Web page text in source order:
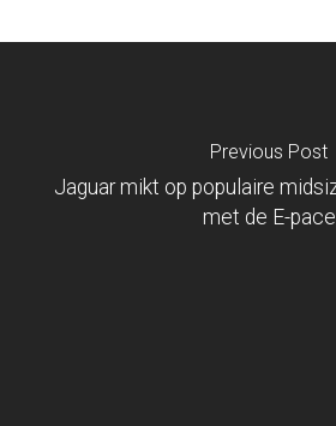
Previous Post
Jaguar mikt op populaire
met de E-pace